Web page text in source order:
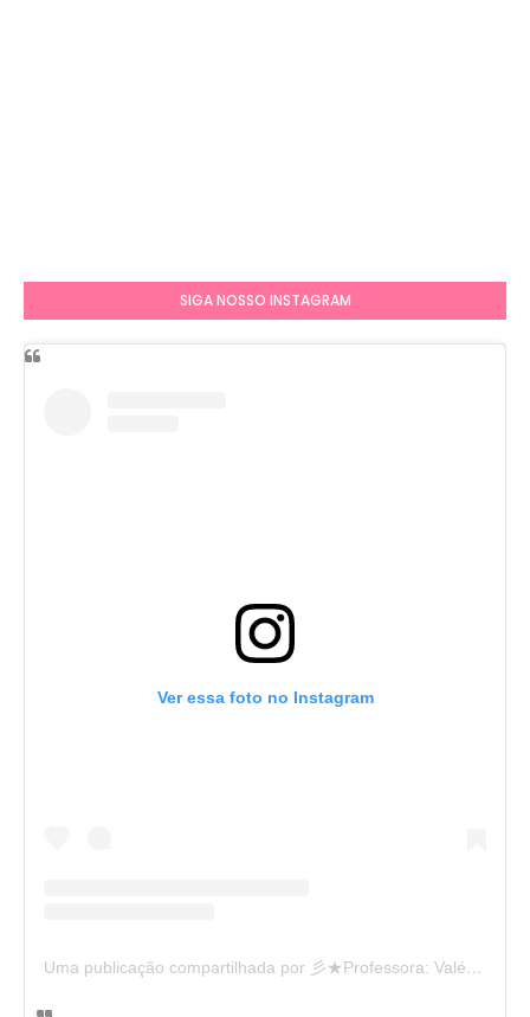
SIGA NOSSO INSTAGRAM
Ver essa foto no Instagram
Uma publicação compartilhada por 彡★Professora: Valéria·.¸¸.· (@ensinandocomcarinho)